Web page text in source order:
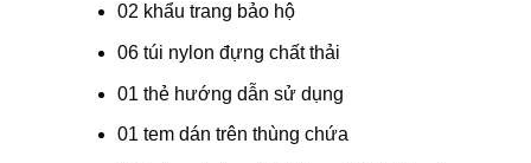
02 khẩu trang bảo hộ
06 túi nylon đựng chất thải
01 thẻ hướng dẫn sử dụng
01 tem dán trên thùng chứa